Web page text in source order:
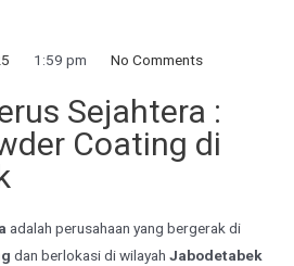
1:59 pm No Comments
Sejahtera :
Coating di
adalah perusahaan yang bergerak di
dan berlokasi di wilayah Jabodetabek